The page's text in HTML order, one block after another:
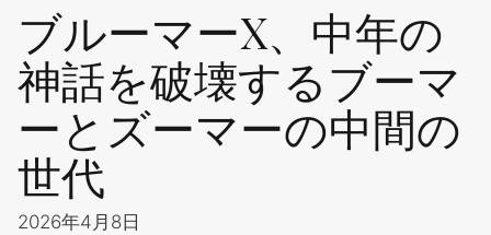
ブルーマーX、中年の
神話を破壊するブーマ
ーとズーマーの中間の
世代
2026年4月8日